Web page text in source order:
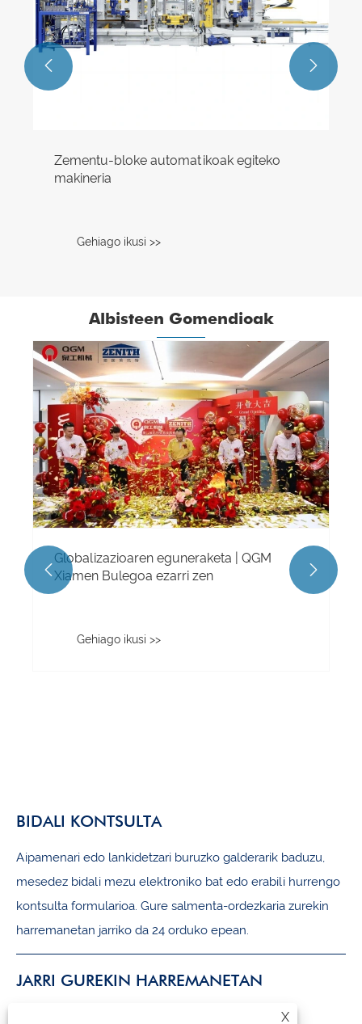
Zementu-bloke automatikoak egiteko
makineria
Gehiago ikusi >>
 
Albisteen Gomendioak
Globalizazioaren eguneraketa | QGM
Xiamen Bulegoa ezarri zen
Gehiago ikusi >>
 
BIDALI KONTSULTA
Aipamenari edo lankidetzari buruzko galderarik baduzu,
mesedez bidali mezu elektroniko bat edo erabili hurrengo
kontsulta formularioa. Gure salmenta-ordezkaria zurekin
harremanetan jarriko da 24 orduko epean.
JARRI GUREKIN HARREMANETAN
X